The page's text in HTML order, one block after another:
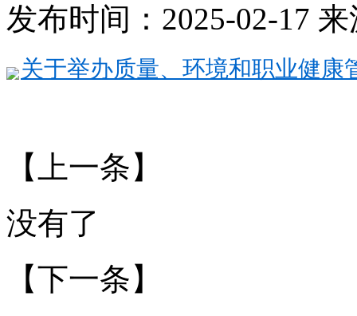
发布时间：2025-02-17
关于举办质量、环境和职业健康
【上一条】
没有了
【下一条】